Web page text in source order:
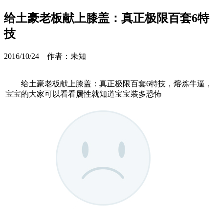
给土豪老板献上膝盖：真正极限百套6特
技
2016/10/24 作者：未知
给土豪老板献上膝盖：真正极限百套6特技，熔炼牛逼，
宝宝的大家可以看看属性就知道宝宝装多恐怖